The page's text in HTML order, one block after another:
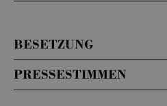
BESETZUNG
PRESSESTIMMEN